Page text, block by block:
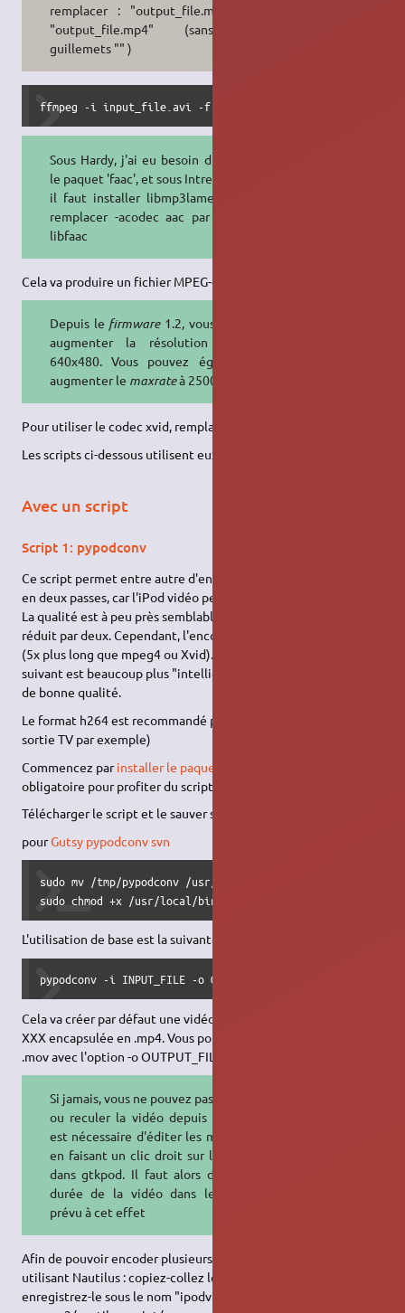
remplacer : "output_file.mov" par
"output_file.mp4" (sans les
guillemets "" )
ffmpeg -i input_file.avi -f mp4 -vcodec mpeg4 -maxrate
Sous Hardy, j'ai eu besoin d'installer
le paquet 'faac', et sous Intrepid ibex,
il faut installer libmp3lame-dev, et
remplacer -acodec aac par -acodec
libfaac
Cela va produire un fichier MPEG-4 ASP à 700 kb/s
Depuis le firmware1.2, vous pouvez
augmenter la résolution jusqu'à
640x480. Vous pouvez également
augmenter le maxrateà 2500
Pour utiliser le codec xvid, remplacer "mpeg4" par "xvid"
Les scripts ci-dessous utilisent eux aussi ffmpeg.
Avec un script
Script 1: pypodconv
Ce script permet entre autre d'encoder en h264 (MPEG-4 AVC)
en deux passes, car l'iPod vidéo peut maintenant le supporter.
La qualité est à peu près semblable au mpeg4 mais le débit est
réduit par deux. Cependant, l'encodage est beaucoup plus lent
(5x plus long que mpeg4 ou Xvid). Ce script moins connu que le
suivant est beaucoup plus "intelligent" et produit des fichiers
de bonne qualité.
Le format h264 est recommandé pour le 640x480 (pour une
sortie TV par exemple)
Commencez parinstaller le paquet
obligatoire pour profiter du script.
Télécharger le script et le sauver sous /tmp
pourGutsy pypodconv svn
sudo mv /tmp/pypodconv /usr/local/bin/pypodconv
sudo chmod +x /usr/local/bin/pypodconv
L'utilisation de base est la suivante
pypodconv -i INPUT_FILE -o OUTPUT_FILE.mp4
Cela va créer par défaut une vidéo en h264 à 200kb/s en 320 x
XXX encapsulée en .mp4. Vous pouvez également créer des
.mov avec l'option -o OUTPUT_FILE.mov
Si jamais, vous ne pouvez pas avancer
ou reculer la vidéo depuis l'iPod, il
est nécessaire d'éditer les metadata
en faisant un clic droit sur le fichier
dans gtkpod. Il faut alors définir la
durée de la vidéo dans le champ
prévu à cet effet
Afin de pouvoir encoder plusieurs vidéo en même temps en
utilisant Nautilus : copiez-collez le texte suivant et
enregistrez-le sous le nom "ipodvideoencodeur" dans